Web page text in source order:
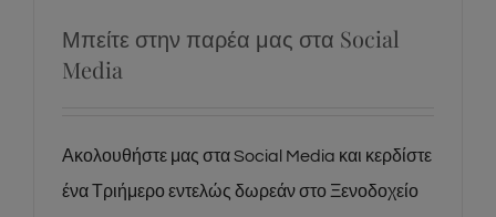
Μπείτε στην παρέα μας στα Social
Media
Ακολουθήστε μας στα Social Media και κερδίστε
ένα Τριήμερο εντελώς δωρεάν στο Ξενοδοχείο